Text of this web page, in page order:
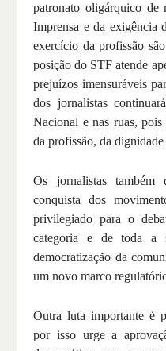
patronato oligárquico
Imprensa e da exigência
exercício da profissão
posição do STF atende
prejuízos imensuráveis
dos jornalistas
Nacional e nas ruas,
da profissão, da
Os jornalistas
conquista dos
privilegiado para o
categoria e de toda a
democratização da
um novo marco
Outra luta importante é
por isso urge a